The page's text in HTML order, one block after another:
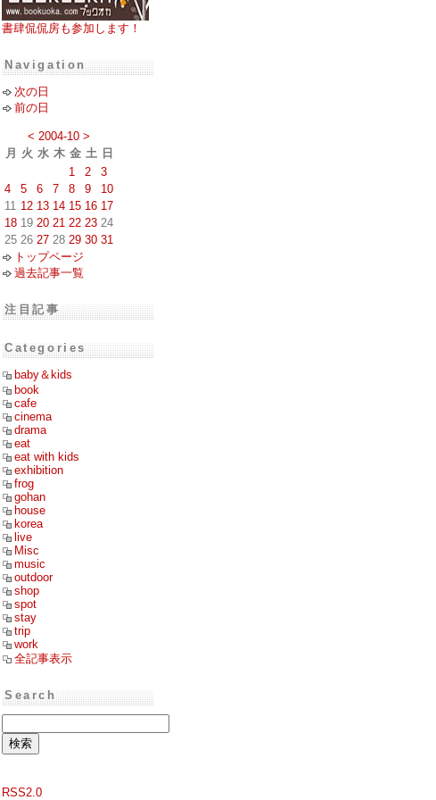
書肆侃侃房も参加します！
Navigation
次の日
前の日
< 2004-10 >
月
火 水 木 金 土 日
1
2
3
4
5 6 7 8 9
10
11 12 13 14 15 16 17
18 19 20 21 22 23 24
25 26 27 28 29 30 31
トップページ
過去記事一覧
注目記事
Categories
baby＆kids
book
cafe
cinema
drama
eat
eat with kids
exhibition
frog
gohan
house
korea
live
Misc
music
outdoor
shop
spot
stay
trip
work
全記事表示
Search
RSS2.0